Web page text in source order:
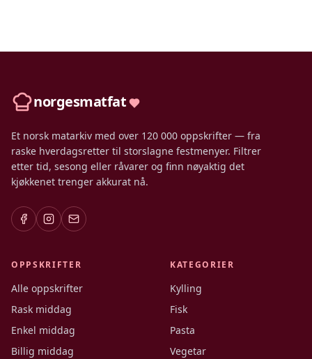
norgesmatfat
Et norsk matarkiv med over 120 000 oppskrifter — fra
raske hverdagsretter til storslagne festmenyer. Filtrer
etter tid, sesong eller råvarer og finn nøyaktig det
kjøkkenet trenger akkurat nå.
OPPSKRIFTER
Alle oppskrifter
Rask middag
Enkel middag
Billig middag
KATEGORIER
Kylling
Fisk
Pasta
Vegetar